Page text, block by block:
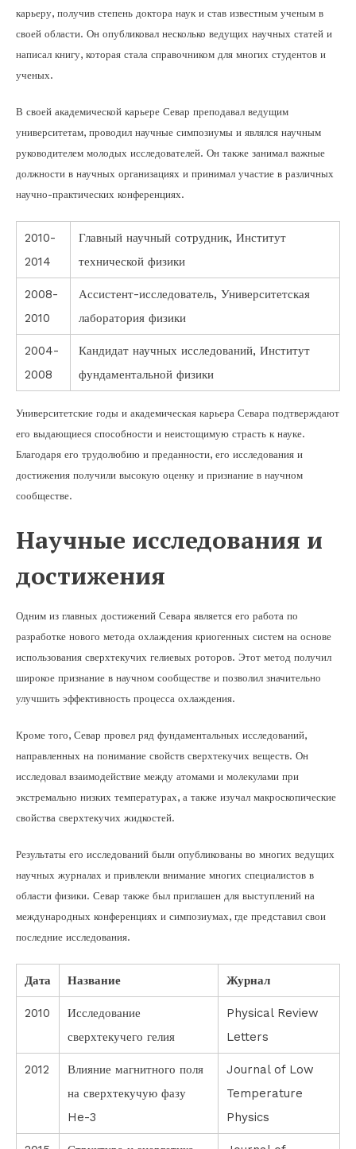
карьеру, получив степень доктора наук и став известным ученым в
своей области. Он опубликовал несколько ведущих научных статей и
написал книгу, которая стала справочником для многих студентов и
ученых.
В своей академической карьере Севар преподавал ведущим
университетам, проводил научные симпозиумы и являлся научным
руководителем молодых исследователей. Он также занимал важные
должности в научных организациях и принимал участие в различных
научно-практических конференциях.
2010-
2014
Главный научный сотрудник, Институт
технической физики
2008-
2010
Ассистент-исследователь, Университетская
лаборатория физики
2004-
2008
Кандидат научных исследований, Институт
фундаментальной физики
Университетские годы и академическая карьера Севара подтверждают
его выдающиеся способности и неистощимую страсть к науке.
Благодаря его трудолюбию и преданности, его исследования и
достижения получили высокую оценку и признание в научном
сообществе.
Научные исследования и
достижения
Одним из главных достижений Севара является его работа по
разработке нового метода охлаждения криогенных систем на основе
использования сверхтекучих гелиевых роторов. Этот метод получил
широкое признание в научном сообществе и позволил значительно
улучшить эффективность процесса охлаждения.
Кроме того, Севар провел ряд фундаментальных исследований,
направленных на понимание свойств сверхтекучих веществ. Он
исследовал взаимодействие между атомами и молекулами при
экстремально низких температурах, а также изучал макроскопические
свойства сверхтекучих жидкостей.
Результаты его исследований были опубликованы во многих ведущих
научных журналах и привлекли внимание многих специалистов в
области физики. Севар также был приглашен для выступлений на
международных конференциях и симпозиумах, где представил свои
последние исследования.
Дата Название Журнал
2010
Исследование
сверхтекучего гелия
Physical Review
Letters
2012
Влияние магнитного поля
на сверхтекучую фазу
He-3
Journal of Low
Temperature
Physics